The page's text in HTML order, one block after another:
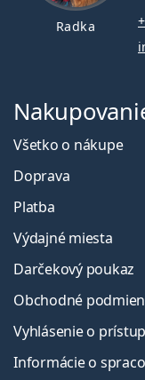
Radka
Všetko o nákupe
Doprava
Platba
Výdajné miesta
Darčekový poukaz
Obchodné
Vyhlásenie o
Informácie o